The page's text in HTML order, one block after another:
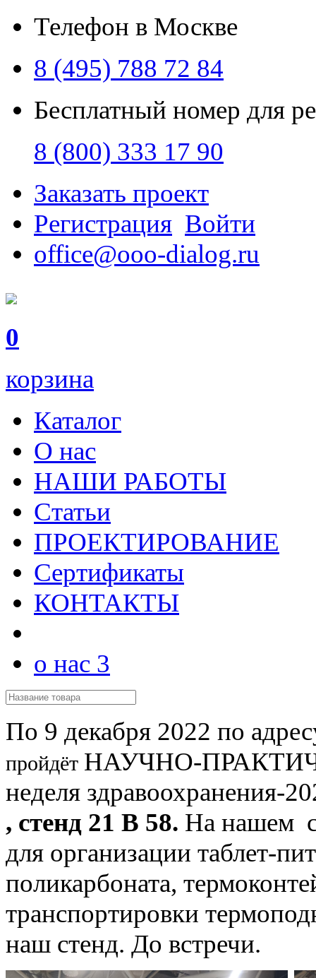
Телефон в Москве
8 (495) 788 72 84
Бесплатный номер для
8 (800) 333 17 90
Заказать проект
Регистрация Войти
office@ooo-dialog.ru
0
корзина
Каталог
О нас
НАШИ РАБОТЫ
Статьи
ПРОЕКТИРОВАНИЕ
Сертификаты
КОНТАКТЫ
о нас 3
По 9 декабря 2022 по
пройдёт НАУЧНО-
неделя здравоохранения-
, стенд 21 В 58. На нашем
для организации таблет-
поликарбоната,
транспортировки
наш стенд. До встречи.